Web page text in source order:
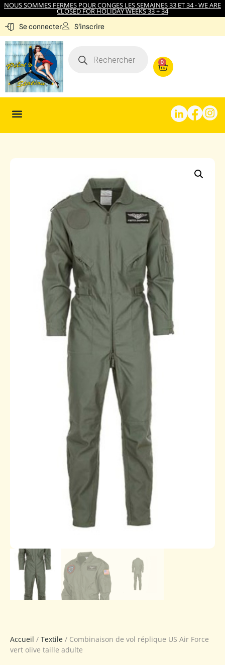
NOUS SOMMES FERMES POUR CONGES LES SEMAINES 33 ET 34 - WE ARE
CLOSED FOR HOLIDAY WEEKS 33 + 34
Se connecter S'inscrire
0
Accueil / Textile / Combinaison de vol réplique US Air Force
vert olive taille adulte